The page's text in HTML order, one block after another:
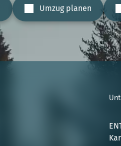
Umzug planen